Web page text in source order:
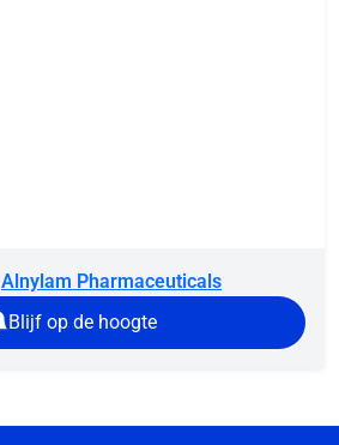
Alnylam Pharmaceuticals
Blijf op de hoogte